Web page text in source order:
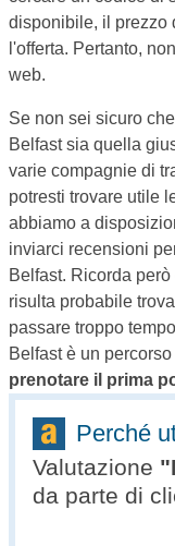
disponibile, il prezzo
l'offerta. Pertanto,
web.
Se non sei sicuro
Belfast sia quella
varie compagnie di
potresti trovare utile
abbiamo a
inviarci recensioni
Belfast. Ricorda
risulta probabile
passare troppo
Belfast è un
prenotare il prima
Perché
Valutazione "
da parte di